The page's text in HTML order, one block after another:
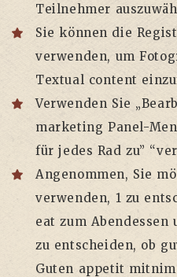
Teilnehmer
Sie können die
verwenden, um
Textual content
Verwenden Sie
marketing Panel-
für jedes Rad zu”
Angenommen, Sie
verwenden, 1 zu
eat zum Abendessen
zu entscheiden, ob
Guten appetit